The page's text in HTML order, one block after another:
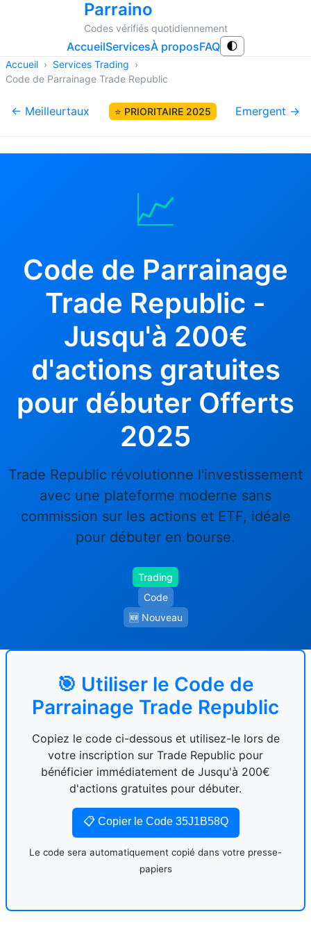
Parraino
Codes vérifiés quotidiennement
AccueilServicesÀ proposFAQ 🌓
Accueil › Services Trading ›
Code de Parrainage Trade Republic
← Meilleurtaux ⭐ PRIORITAIRE 2025 Emergent →
📈
Code de Parrainage
Trade Republic -
Jusqu'à 200€
d'actions gratuites
pour débuter Offerts
2025
Trade Republic révolutionne l'investissement
avec une plateforme moderne sans
commission sur les actions et ETF, idéale
pour débuter en bourse.
Trading
Code
🆕 Nouveau
🎯 Utiliser le Code de
Parrainage Trade Republic
Copiez le code ci-dessous et utilisez-le lors de
votre inscription sur Trade Republic pour
bénéficier immédiatement de Jusqu'à 200€
d'actions gratuites pour débuter.
📋 Copier le Code 35J1B58Q
Le code sera automatiquement copié dans votre presse-
papiers